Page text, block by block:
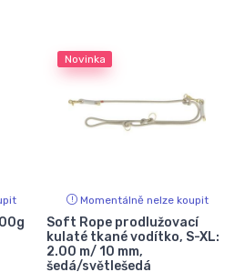
Novinka
Momentálně nelze koupit
Soft Rope prodlužovací
kulaté tkané vodítko, S-XL:
2.00 m/ 10 mm,
šedá/světlešedá